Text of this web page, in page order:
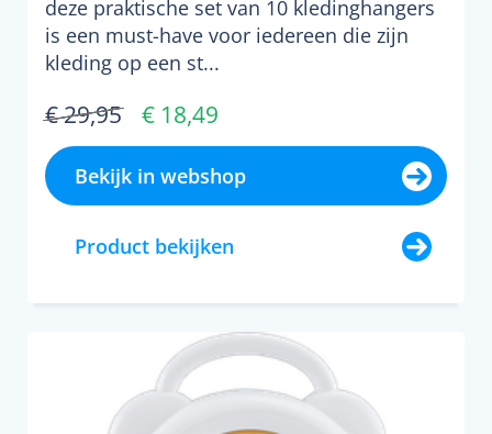
deze praktische set van 10 kledinghangers
is een must-have voor iedereen die zijn
kleding op een st...
€ 29,95 € 18,49
Bekijk in webshop
Product bekijken